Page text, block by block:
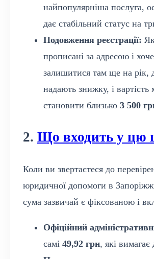
найпопулярніша послуга,
дає стабільний статус на
Подовження реєстрації:
прописані за адресою і
залишитися там ще на рік,
надають знижку, і вартість
становити близько 3 500
2. Що входить у цю
Коли ви звертаєтеся до
юридичної допомоги в
сума зазвичай є фіксованою і
Офіційний
самі 49,92 грн, які вимагає